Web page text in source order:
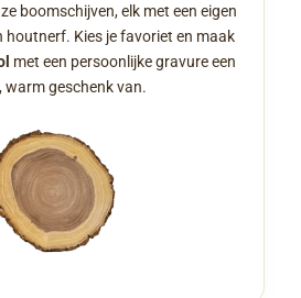
boomschijven, elk met een eigen
houtnerf. Kies je favoriet en maak
met een persoonlijke gravure een
warm geschenk van.